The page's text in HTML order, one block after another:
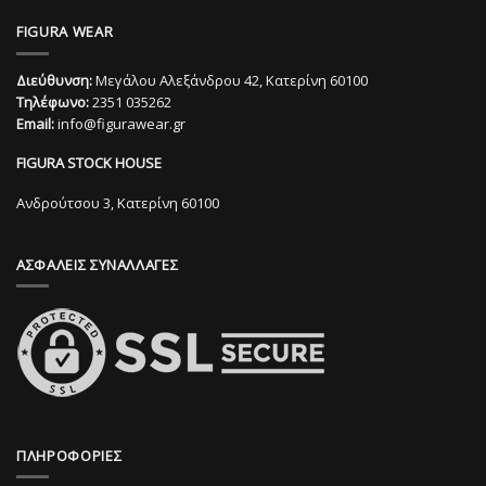
παραλλαγές.
Οι
επιλογές
μπορούν
επιλεγούν
του
παραλλαγές.
FIGURA WEAR
Διεύθυνση:Μεγάλου Αλεξάνδρου 42, Κατερίνη 60100
Τηλέφωνο:2351 035262
Email:info@figurawear.gr
FIGURA STOCK HOUSE
Ανδρούτσου 3, Κατερίνη 60100
ΑΣΦΑΛΕΙΣ ΣΥΝΑΛΛΑΓΕΣ
ΠΛΗΡΟΦΟΡΙΕΣ